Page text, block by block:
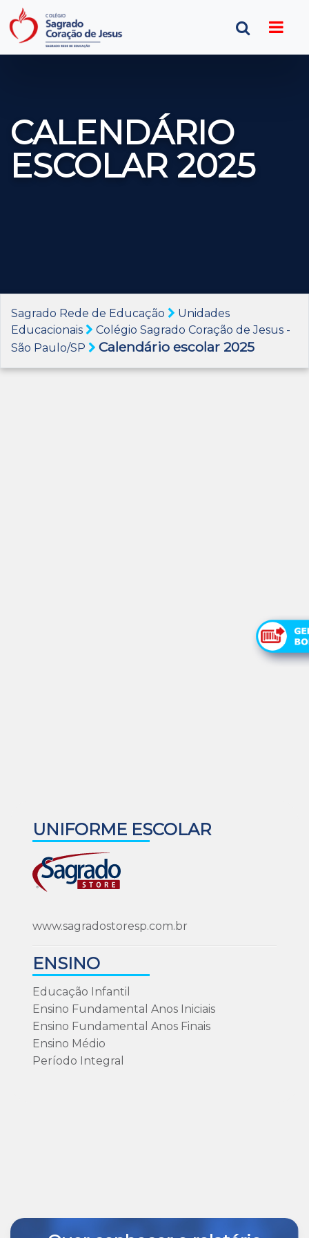
CALENDÁRIO
ESCOLAR 2025
Sagrado Rede de Educação
Unidades
Educacionais
Colégio Sagrado Coração de Jesus -
São Paulo/SP
Calendário escolar 2025
UNIFORME ESCOLAR
www.sagradostoresp.com.br
ENSINO
Educação Infantil
Ensino Fundamental Anos Iniciais
Ensino Fundamental Anos Finais
Ensino Médio
Período Integral